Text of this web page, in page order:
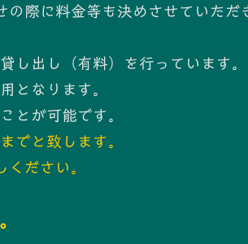
際に料金等も決めさせていただ
し出し（有料）を行っています。
となります。
ことが可能です。
でと致します。
ださい。